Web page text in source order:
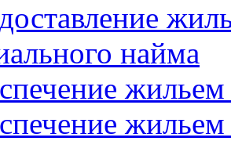
найма